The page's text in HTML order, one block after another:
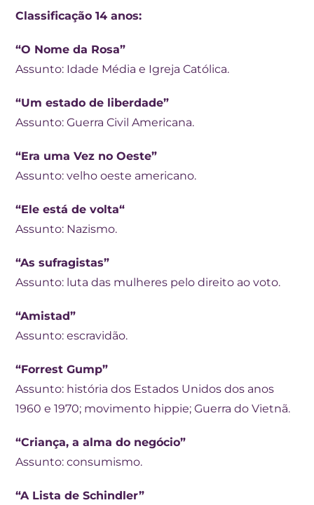
Classificação 14 anos:
“O Nome da Rosa”
Assunto: Idade Média e Igreja Católica.
“Um estado de liberdade”
Assunto: Guerra Civil Americana.
“Era uma Vez no Oeste”
Assunto: velho oeste americano.
“Ele está de volta“
Assunto: Nazismo.
“As sufragistas”
Assunto: luta das mulheres pelo direito ao voto.
“Amistad”
Assunto: escravidão.
“Forrest Gump”
Assunto: história dos Estados Unidos dos anos
1960 e 1970; movimento hippie; Guerra do Vietnã.
“Criança, a alma do negócio”
Assunto: consumismo.
“A Lista de Schindler”